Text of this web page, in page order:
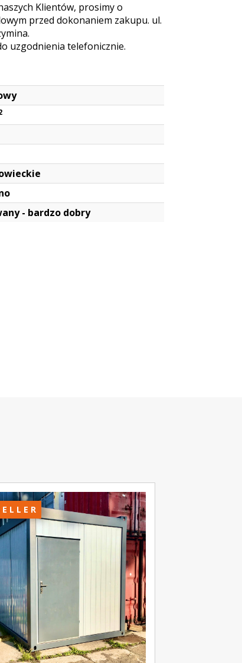
Klientów, prosimy o
przed dokonaniem zakupu. ul.
uzgodnienia telefonicznie.
- bardzo dobry